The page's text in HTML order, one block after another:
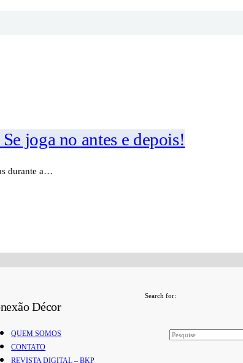
joga no antes e depois!
durante a…
Décor
QUEM SOMOS
CONTATO
REVISTA DIGITAL – BKP
Search for: